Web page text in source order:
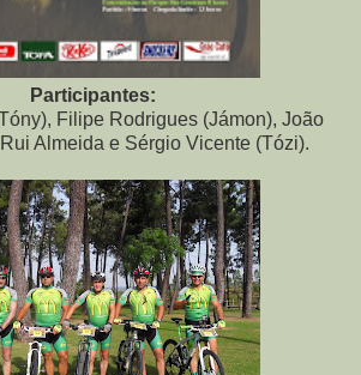
Participantes:
Filipe Rodrigues (Jámon), João
Almeida e Sérgio Vicente (Tózi).